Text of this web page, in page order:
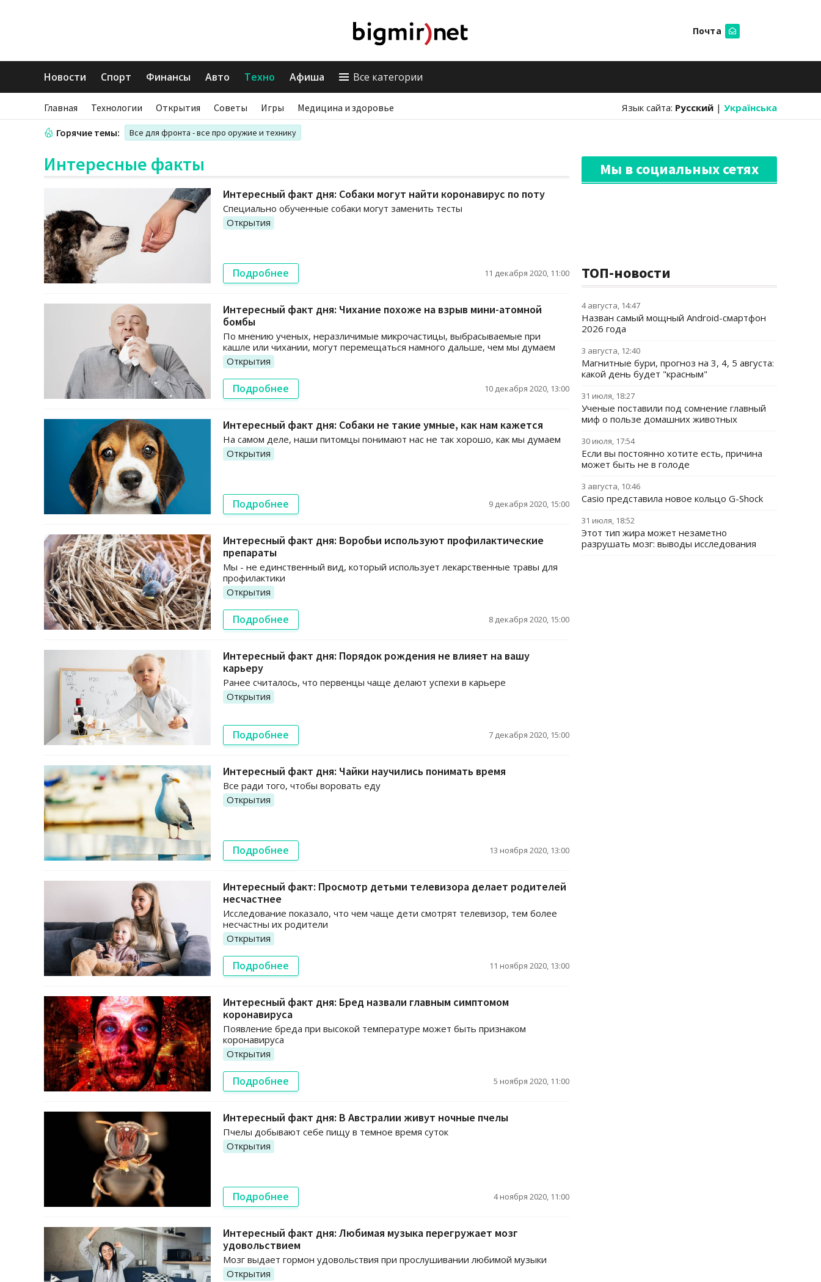
Почта
Новости Спорт Финансы Авто Техно Афиша Все категории
Главная Технологии Открытия Советы Игры Медицина и здоровье Язык сайта: Русский | Українська
Горячие темы: Все для фронта - все про оружие и технику
Интересные факты
Интересный факт дня: Собаки могут найти коронавирус по поту
Специально обученные собаки могут заменить тесты
Открытия
Подробнее 11 декабря 2020, 11:00
Интересный факт дня: Чихание похоже на взрыв мини-атомной
бомбы
По мнению ученых, неразличимые микрочастицы, выбрасываемые при
кашле или чихании, могут перемещаться намного дальше, чем мы думаем
Открытия
Подробнее 10 декабря 2020, 13:00
Интересный факт дня: Собаки не такие умные, как нам кажется
На самом деле, наши питомцы понимают нас не так хорошо, как мы думаем
Открытия
Подробнее 9 декабря 2020, 15:00
Интересный факт дня: Воробьи используют профилактические
препараты
Мы - не единственный вид, который использует лекарственные травы для
профилактики
Открытия
Подробнее 8 декабря 2020, 15:00
Интересный факт дня: Порядок рождения не влияет на вашу
карьеру
Ранее считалось, что первенцы чаще делают успехи в карьере
Открытия
Подробнее 7 декабря 2020, 15:00
Интересный факт дня: Чайки научились понимать время
Все ради того, чтобы воровать еду
Открытия
Подробнее 13 ноября 2020, 13:00
Интересный факт: Просмотр детьми телевизора делает родителей
несчастнее
Исследование показало, что чем чаще дети смотрят телевизор, тем более
несчастны их родители
Открытия
Подробнее 11 ноября 2020, 13:00
Интересный факт дня: Бред назвали главным симптомом
коронавируса
Появление бреда при высокой температуре может быть признаком
коронавируса
Открытия
Подробнее 5 ноября 2020, 11:00
Интересный факт дня: В Австралии живут ночные пчелы
Пчелы добывают себе пищу в темное время суток
Открытия
Подробнее 4 ноября 2020, 11:00
Интересный факт дня: Любимая музыка перегружает мозг
удовольствием
Мозг выдает гормон удовольствия при прослушивании любимой музыки
Открытия
Мы в социальных сетях
ТОП-новости
4 августа, 14:47
Назван самый мощный Android-смартфон
2026 года
3 августа, 12:40
Магнитные бури, прогноз на 3, 4, 5 августа:
какой день будет "красным"
31 июля, 18:27
Ученые поставили под сомнение главный
миф о пользе домашних животных
30 июля, 17:54
Если вы постоянно хотите есть, причина
может быть не в голоде
3 августа, 10:46
Casio представила новое кольцо G-Shock
31 июля, 18:52
Этот тип жира может незаметно
разрушать мозг: выводы исследования